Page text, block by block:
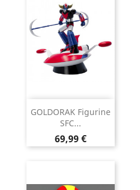
GOLDORAK Figurine
SFC...
Prix
69,99 €